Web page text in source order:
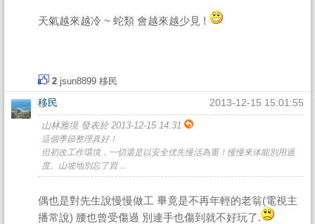
天氣越來越冷 ~ 蛇類 會越來越少見 !
2 jsun8899 移民
移民 2013-12-15 15:01:55
山林雅境 發表於 2013-12-15 14:31
這個季節整理真好！
但初改工作環境，一切還是以安全优先慢活為重！慢慢來体能別用過
度。山坡地別忘了買 ...
偶也是對先生說慢慢做工 畢竟是不再年輕的老翁(電視主
播常說) 腰也曾受傷過 別連手也傷到就不好玩了.